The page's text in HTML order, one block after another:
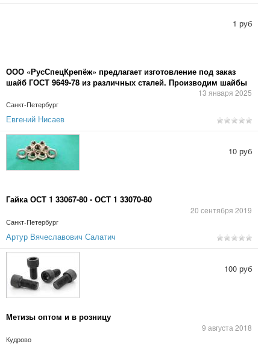
ООО «РусСпецКрепёж» предлагает изготовление под заказ
шайб ГОСТ 9649-78 из различных сталей. Производим шайбы
под различные диаметры пальцев от 3 до 100. Также у нас
вы можете заказать шайбы для пальцев по
индивидуальным чертежам, с индивидуальными т
13 января 2025
Санкт-Петербург
1 руб
Евгений Нисаев
Гайка ОСТ 1 33067-80 - ОСТ 1 33070-80
20 сентября 2019
Санкт-Петербург
10 руб
Артур Вячеславович Салатич
Метизы оптом и в розницу
9 августа 2018
Кудрово
100 руб